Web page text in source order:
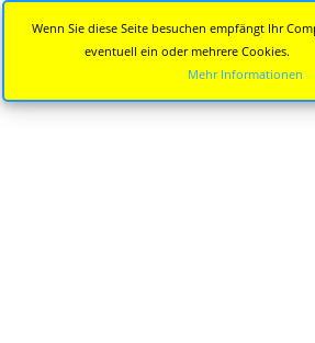
Wenn Sie diese Seite besuchen empfängt Ihr
eventuell ein oder mehrere Cookies.
Mehr Informationen